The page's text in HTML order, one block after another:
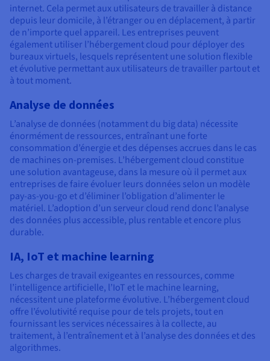
internet. Cela permet aux utilisateurs de travailler à distance
depuis leur domicile, à l’étranger ou en déplacement, à partir
de n’importe quel appareil. Les entreprises peuvent
également utiliser l’hébergement cloud pour déployer des
bureaux virtuels, lesquels représentent une solution flexible
et évolutive permettant aux utilisateurs de travailler partout et
à tout moment.
Analyse de données
L’analyse de données (notamment du big data) nécessite
énormément de ressources, entraînant une forte
consommation d’énergie et des dépenses accrues dans le cas
de machines on-premises. L’hébergement cloud constitue
une solution avantageuse, dans la mesure où il permet aux
entreprises de faire évoluer leurs données selon un modèle
pay-as-you-go et d’éliminer l’obligation d’alimenter le
matériel. L’adoption d’un serveur cloud rend donc l’analyse
des données plus accessible, plus rentable et encore plus
durable.
IA, IoT et machine learning
Les charges de travail exigeantes en ressources, comme
l’intelligence artificielle, l’IoT et le machine learning,
nécessitent une plateforme évolutive. L’hébergement cloud
offre l’évolutivité requise pour de tels projets, tout en
fournissant les services nécessaires à la collecte, au
traitement, à l’entraînement et à l’analyse des données et des
algorithmes.